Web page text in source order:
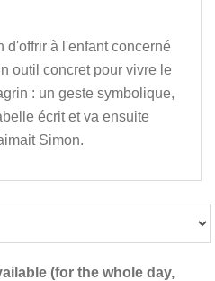
d'offrir à l'enfant concerné
outil concret pour vivre le
: un geste symbolique,
écrit et va ensuite
Simon.
(for the whole day,